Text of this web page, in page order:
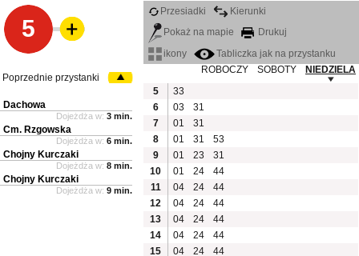
5
Przesiadki
Kierunki
Pokaż na mapie
Drukuj
ikony
Tabliczka jak na przystanku
ROBOCZY
SOBOTY
NIEDZIELA
5
33
6
03
31
7
01
31
8
01 31
53
9
01 23
31
10
01 24
44
11
04 24
44
12
04 24
44
13
04 24
44
14
04 24
44
15
04 24 44
Poprzednie przystanki
Dachowa
Dojeżdża w: 3 min.
Cm. Rzgowska
Dojeżdża w: 6 min.
Chojny Kurczaki
Dojeżdża w: 8 min.
Chojny Kurczaki
Dojeżdża w: 9 min.